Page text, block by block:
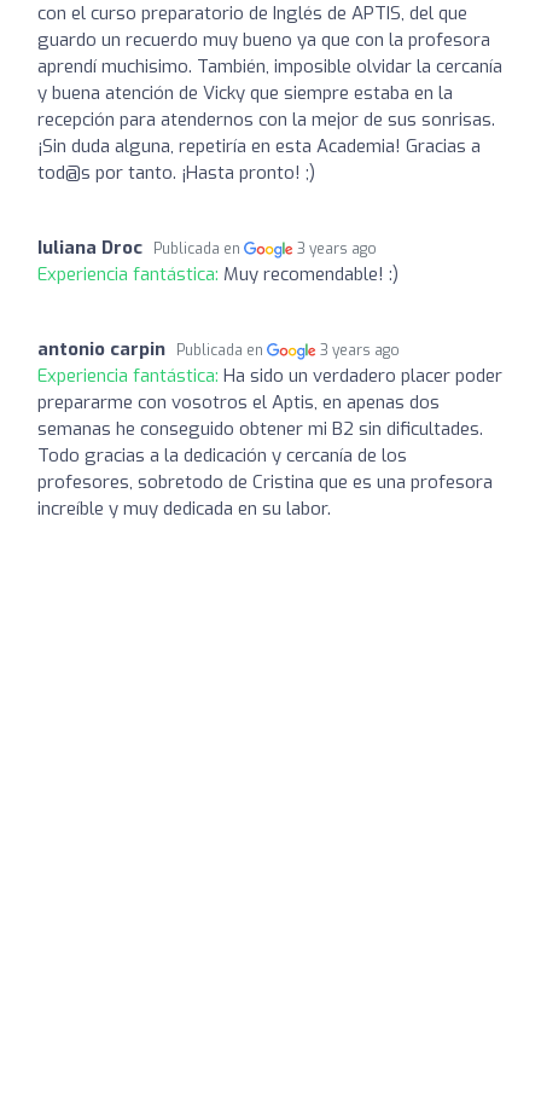
con el curso preparatorio de Inglés de APTIS, del que
guardo un recuerdo muy bueno ya que con la profesora
aprendí muchisimo. También, imposible olvidar la cercanía
y buena atención de Vicky que siempre estaba en la
recepción para atendernos con la mejor de sus sonrisas.
¡Sin duda alguna, repetiría en esta Academia! Gracias a
tod@s por tanto. ¡Hasta pronto! ;)
Iuliana Droc Publicada en 3 years ago
Experiencia fantástica: Muy recomendable! :)
antonio carpin Publicada en 3 years ago
Experiencia fantástica: Ha sido un verdadero placer poder
prepararme con vosotros el Aptis, en apenas dos
semanas he conseguido obtener mi B2 sin dificultades.
Todo gracias a la dedicación y cercanía de los
profesores, sobretodo de Cristina que es una profesora
increíble y muy dedicada en su labor.